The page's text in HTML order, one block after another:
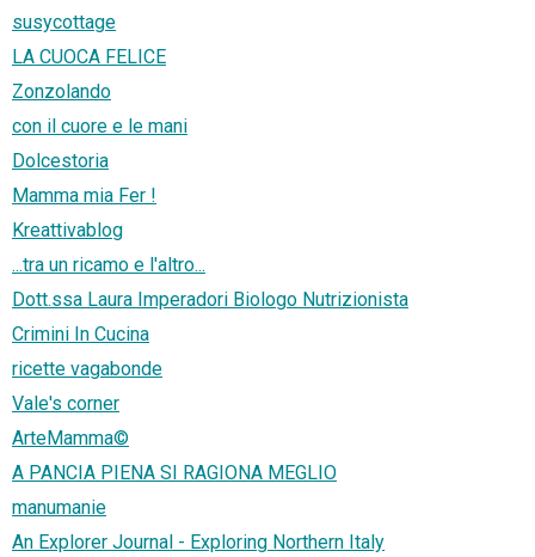
susycottage
LA CUOCA FELICE
Zonzolando
con il cuore e le mani
Dolcestoria
Mamma mia Fer !
Kreattivablog
...tra un ricamo e l'altro...
Dott.ssa Laura Imperadori Biologo Nutrizionista
Crimini In Cucina
ricette vagabonde
Vale's corner
ArteMamma©
A PANCIA PIENA SI RAGIONA MEGLIO
manumanie
An Explorer Journal - Exploring Northern Italy